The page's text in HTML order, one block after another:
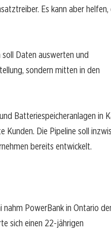
Es kann aber helfen,
Daten auswerten und
sondern mitten in den
Batteriespeicheranlagen in
Kunden. Die Pipeline soll
bereits entwickelt.
PowerBank in Ontario
sich einen 22-jährigen